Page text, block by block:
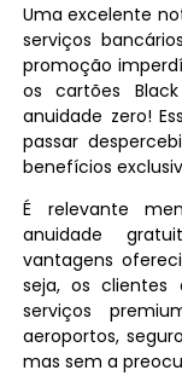
Uma excelente
serviços
promoção
os cartões
anuidade zero!
passar
benefícios
É relevante
anuidade
vantagens
seja, os clientes
serviços
aeroportos,
mas sem a